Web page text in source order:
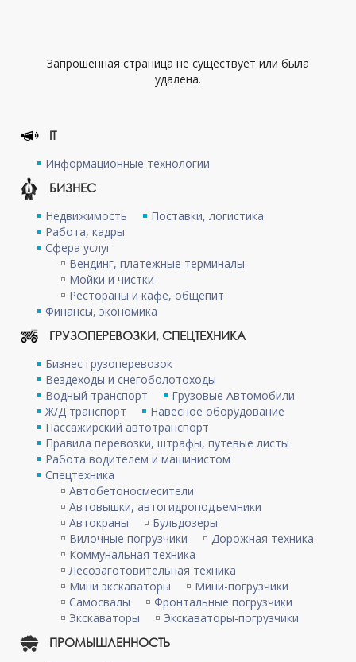
Запрошенная страница не существует или была
удалена.
IT
Информационные технологии
БИЗНЕС
Недвижимость
Поставки, логистика
Работа, кадры
Сфера услуг
Вендинг, платежные терминалы
Мойки и чистки
Рестораны и кафе, общепит
Финансы, экономика
ГРУЗОПЕРЕВОЗКИ, СПЕЦТЕХНИКА
Бизнес грузоперевозок
Вездеходы и снегоболотоходы
Водный транспорт
Грузовые Автомобили
Ж/Д транспорт
Навесное оборудование
Пассажирский автотранспорт
Правила перевозки, штрафы, путевые листы
Работа водителем и машинистом
Спецтехника
Автобетоносмесители
Автовышки, автогидроподъемники
Автокраны
Бульдозеры
Вилочные погрузчики
Дорожная техника
Коммунальная техника
Лесозаготовительная техника
Мини экскаваторы
Мини-погрузчики
Самосвалы
Фронтальные погрузчики
Экскаваторы
Экскаваторы-погрузчики
ПРОМЫШЛЕННОСТЬ